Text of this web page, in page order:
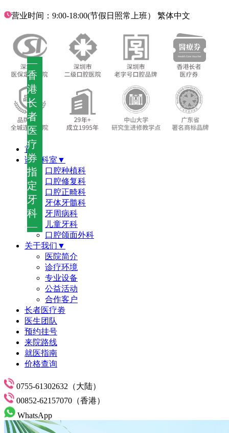
—
香
港
长
者
医
疗
券
指
定
牙
科
—
营业时间：9:00-18:00(节假日照常上班） 繁体中文
首页
诊疗科室▼
口腔种植科
口腔修复科
口腔正畸科
牙体牙髓科
牙周病科
儿童牙科
口腔颌面外科
关于我们▼
医院简介
诊疗环境
专业设备
公益活动
合作客户
长者医疗劵
医生团队
预约挂号
来院路线
就医指南
价格查询
0755-61302632（大陆）
00852-62157070（香港）
WhatsApp